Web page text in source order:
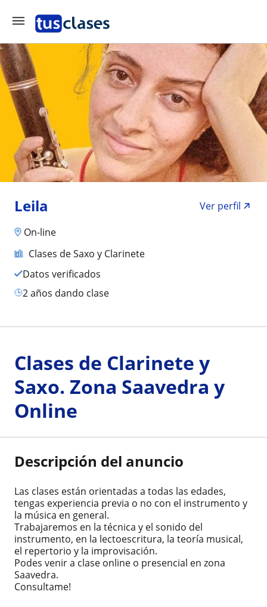
Leila
Ver perfil
On-line
Clases de Saxo y Clarinete
Datos verificados
2 años dando clase
Clases de Clarinete y
Saxo. Zona Saavedra y
Online
Descripción del anuncio
Las clases están orientadas a todas las edades,
tengas experiencia previa o no con el instrumento y
la música en general.
Trabajaremos en la técnica y el sonido del
instrumento, en la lectoescritura, la teoría musical,
el repertorio y la improvisación.
Podes venir a clase online o presencial en zona
Saavedra.
Consultame!